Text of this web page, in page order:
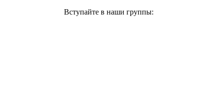
Вступайте в наши группы: